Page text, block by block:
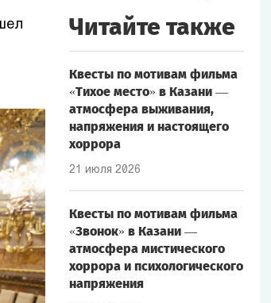
Читайте также
Квесты по мотивам фильма
«Тихое место» в Казани —
атмосфера выживания,
напряжения и настоящего
хоррора
21 июля 2026
Квесты по мотивам фильма
«Звонок» в Казани —
атмосфера мистического
хоррора и психологического
напряжения